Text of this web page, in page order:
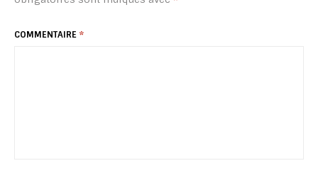
COMMENTAIRE *